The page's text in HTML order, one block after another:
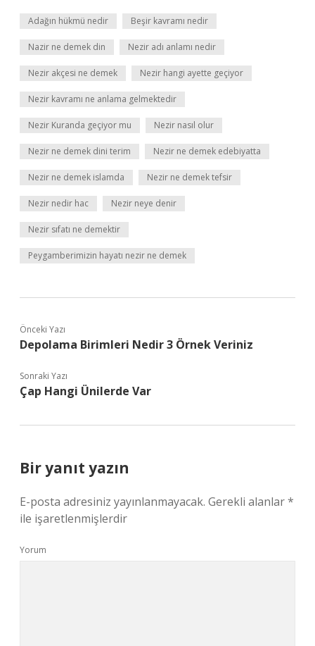
Adağın hükmü nedir Beşir kavramı nedir
Nazir ne demek din Nezir adı anlamı nedir
Nezir akçesi ne demek Nezir hangi ayette geçiyor
Nezir kavramı ne anlama gelmektedir
Nezir Kuranda geçiyor mu Nezir nasıl olur
Nezir ne demek dini terim Nezir ne demek edebiyatta
Nezir ne demek islamda Nezir ne demek tefsir
Nezir nedir hac Nezir neye denir
Nezir sıfatı ne demektir
Peygamberimizin hayatı nezir ne demek
Önceki Yazı
Depolama Birimleri Nedir 3 Örnek Veriniz
Sonraki Yazı
Çap Hangi Ünilerde Var
Bir yanıt yazın
E-posta adresiniz yayınlanmayacak. Gerekli alanlar*
ile işaretlenmişlerdir
Yorum